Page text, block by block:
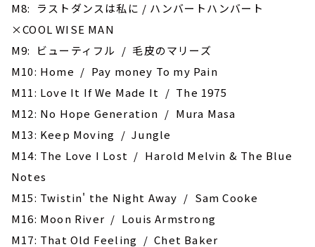
M8: ラストダンスは私に / ハンバートハンバート
×COOL WISE MAN
M9: ビューティフル / 毛皮のマリーズ
M10: Home / Pay money To my Pain
M11: Love It If We Made It / The 1975
M12: No Hope Generation / Mura Masa
M13: Keep Moving / Jungle
M14: The Love I Lost / Harold Melvin & The Blue
Notes
M15: Twistin' the Night Away / Sam Cooke
M16: Moon River / Louis Armstrong
M17: That Old Feeling / Chet Baker